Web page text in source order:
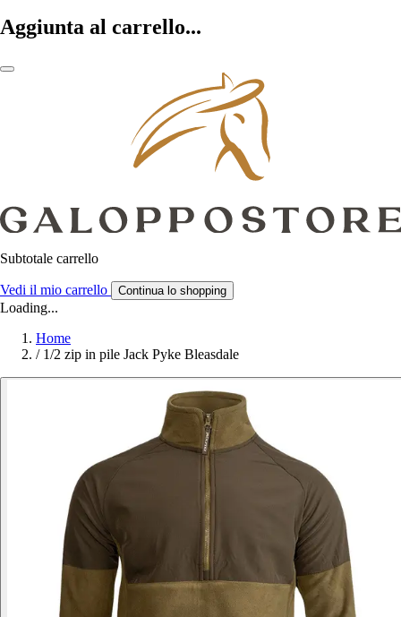
Aggiunta al carrello...
Subtotale carrello
Vedi il mio carrello Continua lo shopping
Loading...
Home
/ 1/2 zip in pile Jack Pyke Bleasdale